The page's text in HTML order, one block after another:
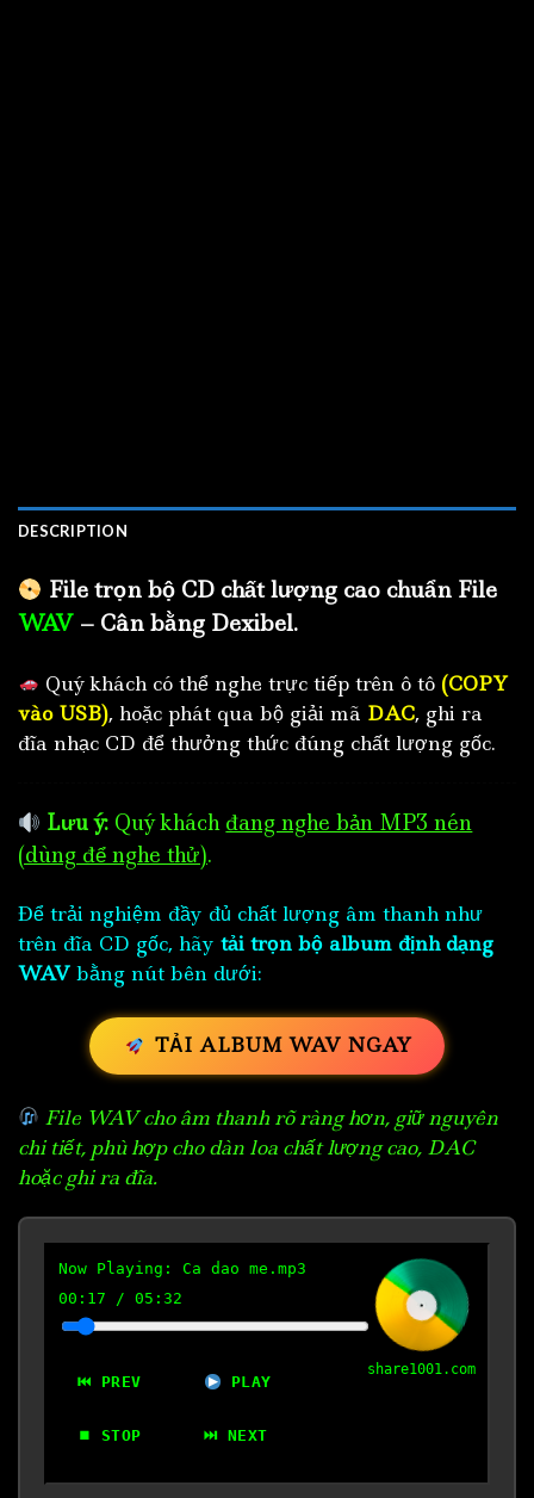
DESCRIPTION
File trọn bộ CD chất lượng cao chuẩn File
WAV – Cân bằng Dexibel.
Quý khách có thể nghe trực tiếp trên ô tô (COPY
vào USB), hoặc phát qua bộ giải mã DAC, ghi ra
đĩa nhạc CD để thưởng thức đúng chất lượng gốc.
Lưu ý: Quý khách đang nghe bản MP3 nén
(dùng để nghe thử).
Để trải nghiệm đầy đủ chất lượng âm thanh như
trên đĩa CD gốc, hãy tải trọn bộ album định dạng
WAV bằng nút bên dưới:
TẢI ALBUM WAV NGAY
File WAV cho âm thanh rõ ràng hơn, giữ nguyên
chi tiết, phù hợp cho dàn loa chất lượng cao, DAC
hoặc ghi ra đĩa.
Now Playing: Ca dao me.mp3
00:18 / 05:32
⏮ PREV PLAY
⏹ STOP ⏭ NEXT
share1001.com